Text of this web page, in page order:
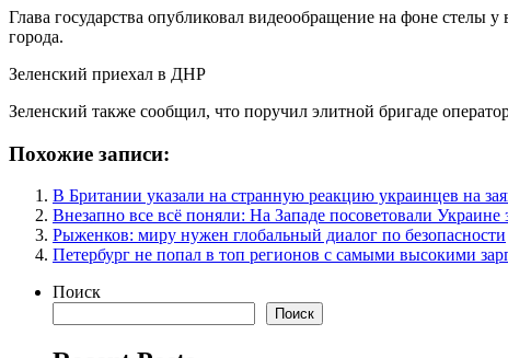
Глава государства опубликовал видеообращение на фоне стелы
города.
Зеленский приехал в ДНР
Зеленский также сообщил, что поручил элитной бригаде
Похожие записи:
В Британии указали на странную реакцию украинцев на
Внезапно все всё поняли: На Западе посоветовали
Рыженков: миру нужен глобальный диалог по безопасности
Петербург не попал в топ регионов с самыми высокими
Поиск
Поиск